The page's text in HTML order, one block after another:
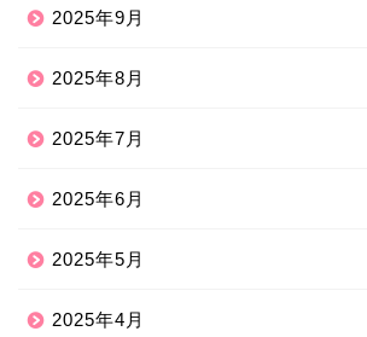
2025年9月
2025年8月
2025年7月
2025年6月
2025年5月
2025年4月